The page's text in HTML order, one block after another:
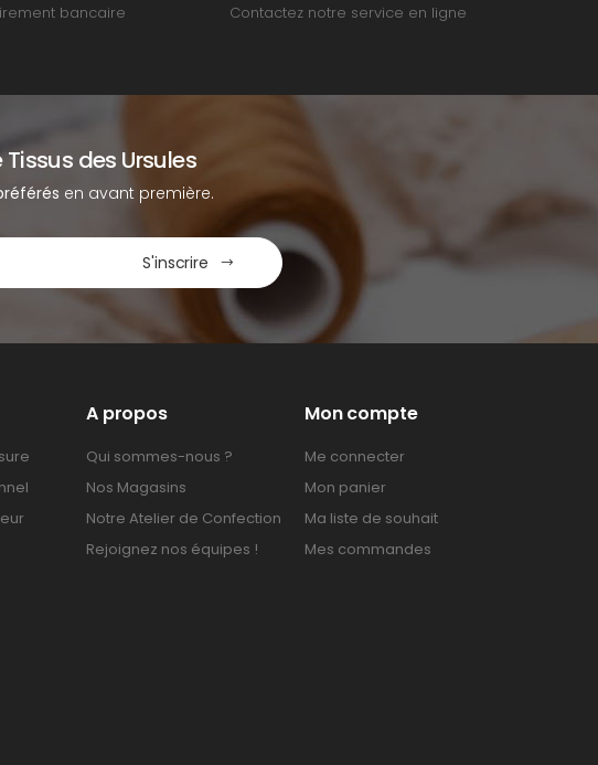
bancaire Contactez notre service en ligne
des Ursules
en avant première.
S'inscrire
A propos
Qui sommes-nous ?
Nos Magasins
Notre Atelier de Confection
Rejoignez nos équipes !
Mon compte
Me connecter
Mon panier
Ma liste de souhait
Mes commandes